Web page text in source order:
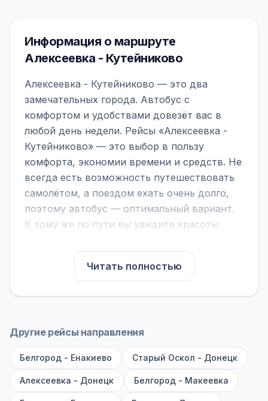
Информация о маршруте
Алексеевка - Кутейниково
Алексеевка - Кутейниково — это два
замечательных города. Автобус с
комфортом и удобствами довезёт вас в
любой день недели. Рейсы «Алексеевка -
Кутейниково» — это выбор в пользу
комфорта, экономии времени и средств. Не
всегда есть возможность путешествовать
самолётом, а поездом ехать очень долго,
поэтому автобус — оптимальный вариант.
К тому же по пути вы увидите красоты
На нашем сайте вы можете найти
расписание автобусов Алексеевка -
Кутейниково, сравнить рейсы и выбрать
обратите внимание на микроавтобусы (8–18
большие автобусы (от 40 мест): у них лучше
подвеска и дорога ощущается меньше.
Читать полностью
Другие рейсы направления
Белгород - Енакиево Старый Оскол - Донецк
Алексеевка - Донецк Белгород - Макеевка